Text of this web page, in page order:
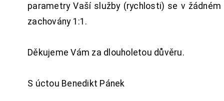
parametry Vaší služby (rychlosti) se v
zachovány 1:1.
Děkujeme Vám za dlouholetou důvěru.
S úctou Benedikt Pánek